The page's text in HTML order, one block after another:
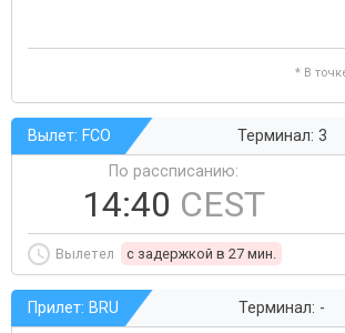
* В
Вылет: FCO Терминал: 3
По рассписанию:
14:40 CEST
Вылетел c задержкой в 27 мин.
Прилет: BRU Терминал: -